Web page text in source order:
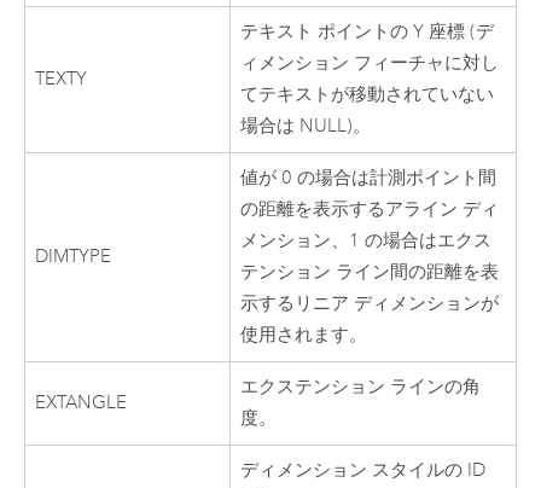
TEXTY
テキスト ポイントの Y 座標 (デ
ィメンション フィーチャに対し
てテキストが移動されていない
場合は NULL)。
DIMTYPE
値が 0 の場合は計測ポイント間
の距離を表示するアライン ディ
メンション、1 の場合はエクス
テンション ライン間の距離を表
示するリニア ディメンションが
使用されます。
EXTANGLE
エクステンション ラインの角
度。
ディメンション スタイルの ID